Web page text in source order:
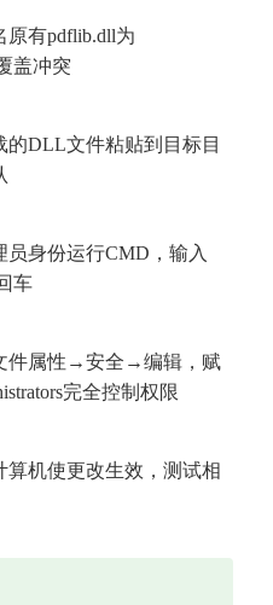
原有pdflib.dll为
盖冲突
的DLL文件粘贴到目标目
员身份运行CMD，输入
车
件属性→安全→编辑，赋
完全控制权限
算机使更改生效，测试相